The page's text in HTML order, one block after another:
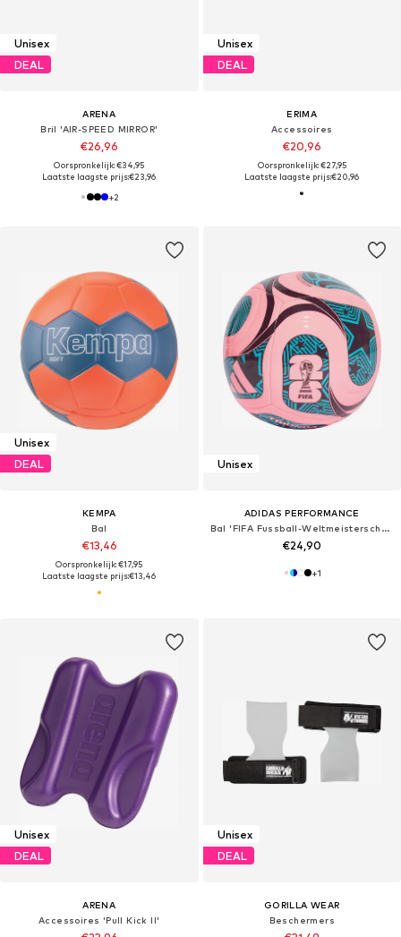
Unisex
DEAL
ARENA
Bril 'AIR-SPEED MIRROR'
€26,96
Oorspronkelijk: €34,95
Laatste laagste prijs:€23,96
+2
Unisex
DEAL
ERIMA
Accessoires
€20,96
Oorspronkelijk: €27,95
Laatste laagste prijs:€20,96
Unisex
DEAL
KEMPA
Bal
€13,46
Oorspronkelijk: €17,95
Laatste laagste prijs:€13,46
Unisex
ADIDAS PERFORMANCE
Bal 'FIFA Fussball-Weltmeisterschaft™ Trionda Club'
€24,90
+1
Unisex
DEAL
ARENA
Accessoires 'Pull Kick II'
Unisex
DEAL
GORILLA WEAR
Beschermers